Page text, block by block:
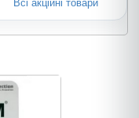
Всі акційні товари